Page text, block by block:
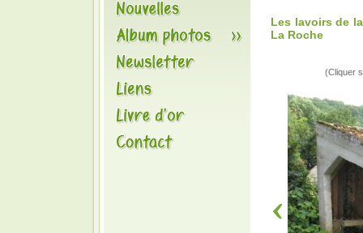
Les lavoirs de
La Roche
(Cliquer